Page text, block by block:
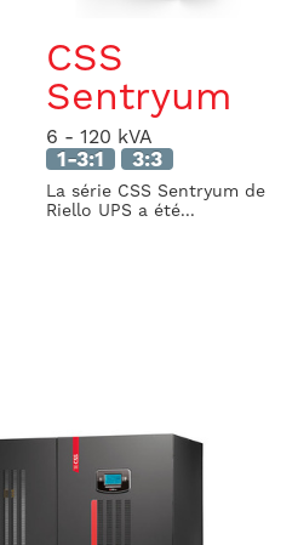
CSS
Sentryum
6 - 120 kVA
1-3:1 3:3
La série CSS Sentryum de
Riello UPS a été...